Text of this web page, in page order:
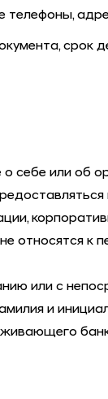
телефоны,
срок
или об
относятся к
или с
и